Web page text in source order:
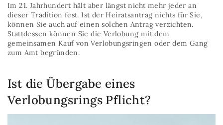
Im 21. Jahrhundert hält aber längst nicht mehr jeder an
dieser Tradition fest. Ist der Heiratsantrag nichts für Sie,
können Sie auch auf einen solchen Antrag verzichten.
Stattdessen können Sie die Verlobung mit dem
gemeinsamen Kauf von Verlobungsringen oder dem Gang
zum Amt begründen.
Ist die Übergabe eines
Verlobungsrings Pflicht?